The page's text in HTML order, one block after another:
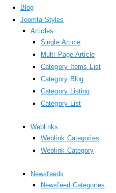
Blog
Joomla Styles
Articles
Single Article
Multi Page Article
Category Items List
Category Blog
Category Listing
Category List
Weblinks
Weblink Categories
Weblink Category
Newsfeeds
Newsfeed Categories